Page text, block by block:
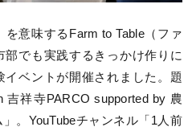
意味するFarm to Table（ファ
でも実践するきっかけ作りに
ベントが開催されました。題
吉祥寺PARCO supported by 農
。YouTubeチャンネル「1人前